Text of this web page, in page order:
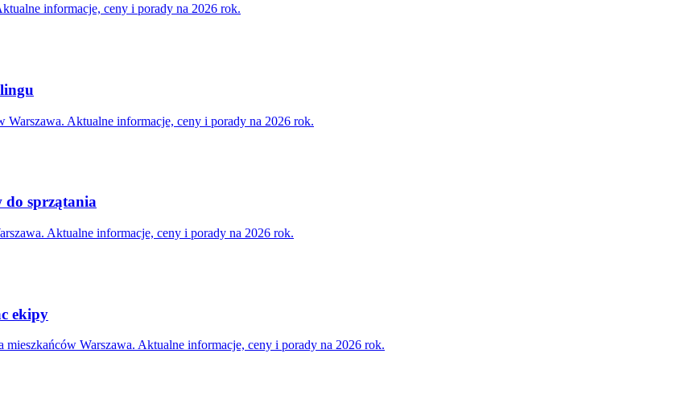
informacje, ceny i porady na 2026 rok.
Aktualne informacje, ceny i porady na 2026 rok.
do sprzątania
Aktualne informacje, ceny i porady na 2026 rok.
ekipy
Warszawa. Aktualne informacje, ceny i porady na 2026 rok.